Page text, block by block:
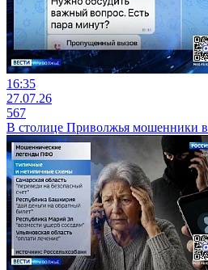
16:35
27.07.26
567
В столице Приволжья мошенники